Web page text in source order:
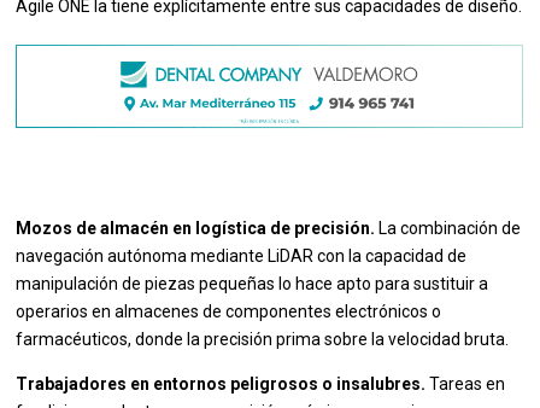
Agile ONE la tiene explícitamente entre sus capacidades de diseño.
Mozos de almacén en logística de precisión. La combinación de
navegación autónoma mediante LiDAR con la capacidad de
manipulación de piezas pequeñas lo hace apto para sustituir a
operarios en almacenes de componentes electrónicos o
farmacéuticos, donde la precisión prima sobre la velocidad bruta.
Trabajadores en entornos peligrosos o insalubres. Tareas en